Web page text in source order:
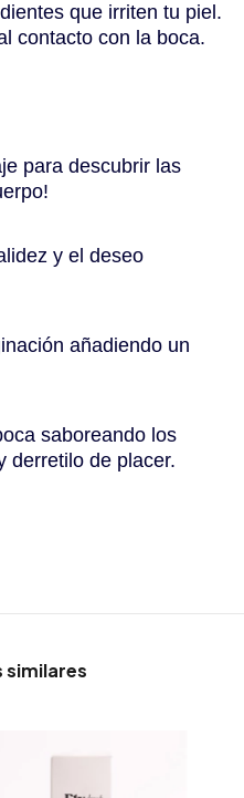
que irriten tu piel.
contacto con la boca.
para descubrir las
y el deseo
añadiendo un
saboreando los
derretilo de placer.